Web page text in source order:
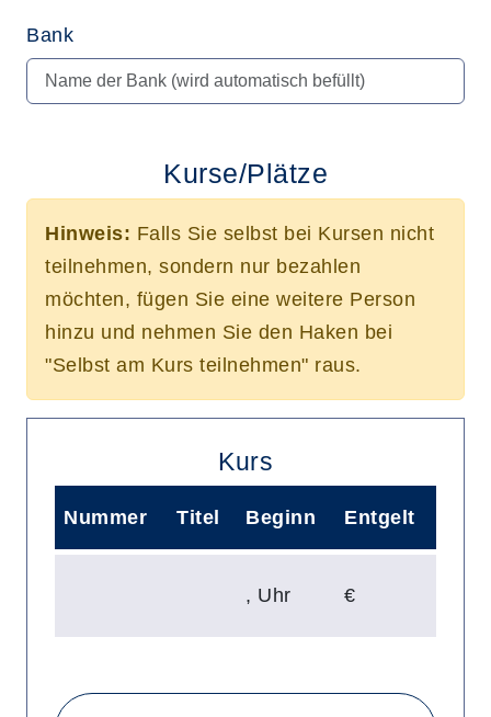
Bank
Kurse/Plätze
Hinweis: Falls Sie selbst bei Kursen nicht
teilnehmen, sondern nur bezahlen
möchten, fügen Sie eine weitere Person
hinzu und nehmen Sie den Haken bei
"Selbst am Kurs teilnehmen" raus.
Kurs
Nummer Titel Beginn Entgelt
Mehr Details zu folgendem Kurs
, Uhr €